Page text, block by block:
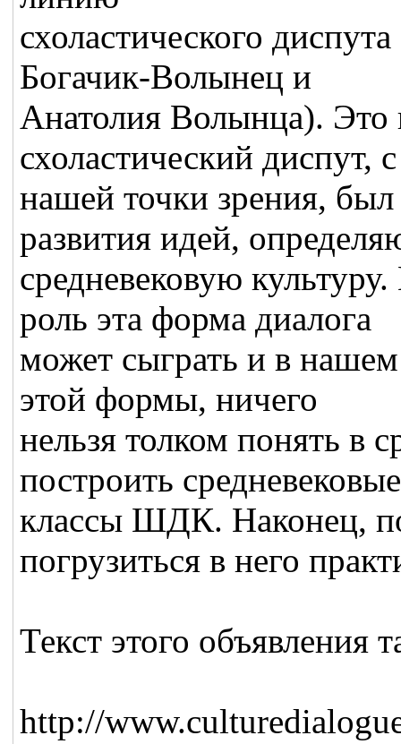
схоластического
Богачик-Волынец и
Анатолия Волынца). Это
схоластический диспут, с
нашей точки зрения,
развития идей,
средневековую
роль эта форма диалога
может сыграть и в
этой формы, ничего
нельзя толком понять в
построить средневековые
классы ШДК. Наконец,
погрузиться в него
Текст этого объявления
http://